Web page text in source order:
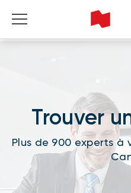
Financière Banque
Trouver
Plus de 900 experts